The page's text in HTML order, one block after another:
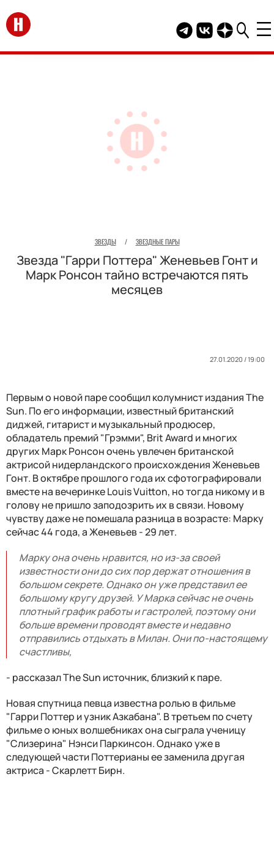
Перейти на главную
Telegram канал
Группа HELLO
Канал
ЗВЕЗДЫ / ЗВЕЗДНЫЕ ПАРЫ
Звезда "Гарри Поттера" Женевьев Гонт и
Марк Ронсон тайно встречаются пять
месяцев
27.01.2020 / 19:00
Первым о новой паре сообщил колумнист издания The
Sun. По его информации, известный британский
диджей, гитарист и музыкальный продюсер,
обладатель премий "Грэмми", Brit Award и многих
других Марк Ронсон очень увлечен британской
актрисой нидерландского происхождения Женевьев
Гонт. В октябре прошлого года их сфотографировали
вместе на вечеринке Louis Vuitton, но тогда никому и в
голову не пришло заподозрить их в связи. Новому
чувству даже не помешала разница в возрасте: Марку
сейчас 44 года, а Женевьев - 29 лет.
Марку она очень нравится, но из-за своей
известности они до сих пор держат отношения в
большом секрете. Однако он уже представил ее
большому кругу друзей. У Марка сейчас не очень
плотный график работы и гастролей, поэтому они
больше времени проводят вместе и недавно
отправились отдыхать в Милан. Они по-настоящему
счастливы,
- рассказал The Sun источник, близкий к паре.
Новая спутница певца известна ролью в фильме
"Гарри Поттер и узник Азкабана". В третьем по счету
фильме о юных волшебниках она сыграла ученицу
"Слизерина" Нэнси Паркинсон. Однако уже в
следующей части Поттерианы ее заменила другая
актриса - Скарлетт Бирн.